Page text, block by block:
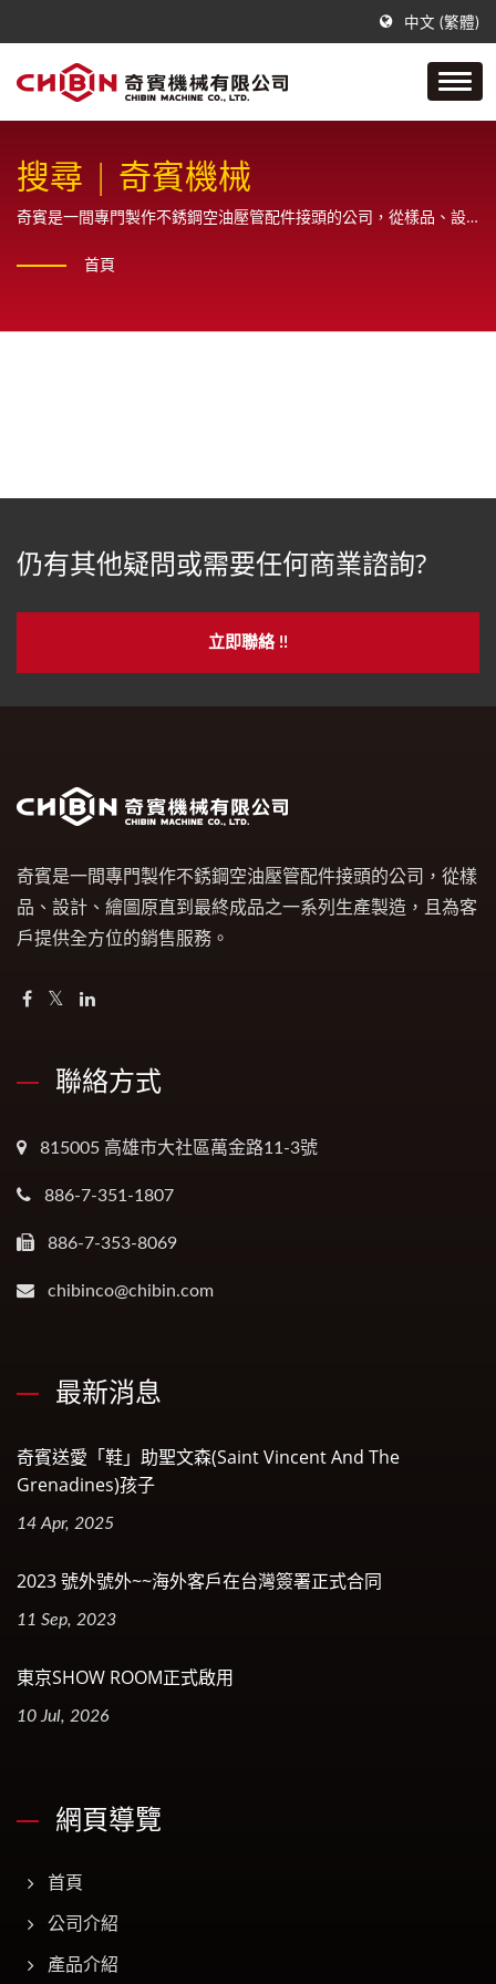
中文 (繁體)
搜尋 | 奇賓機械
奇賓是一間專門製作不銹鋼空油壓管配件接頭的公司，從樣品、設
的銷售服務。
首頁
仍有其他疑問或需要任何商業諮詢?
立即聯絡 !!
奇賓是一間專門製作不銹鋼空油壓管配件接頭的公司，從樣
品、設計、繪圖原直到最終成品之一系列生產製造，且為客
戶提供全方位的銷售服務。
聯絡方式
815005 高雄市大社區萬金路11-3號
886-7-351-1807
886-7-353-8069
chibinco@chibin.com
最新消息
奇賓送愛「鞋」助聖文森(Saint Vincent And The
Grenadines)孩子
14 Apr, 2025
2023 號外號外~~海外客戶在台灣簽署正式合同
11 Sep, 2023
東京SHOW ROOM正式啟用
10 Jul, 2026
網頁導覽
首頁
公司介紹
產品介紹